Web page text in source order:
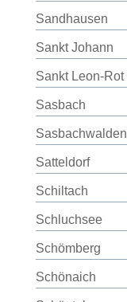
Sandhausen
Sankt Johann
Sankt Leon-Rot
Sasbach
Sasbachwalden
Satteldorf
Schiltach
Schluchsee
Schömberg
Schönaich